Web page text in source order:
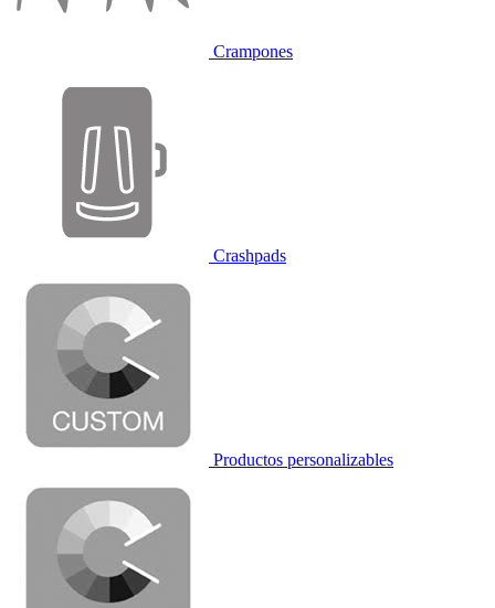
Crampones
Crashpads
Productos personalizables